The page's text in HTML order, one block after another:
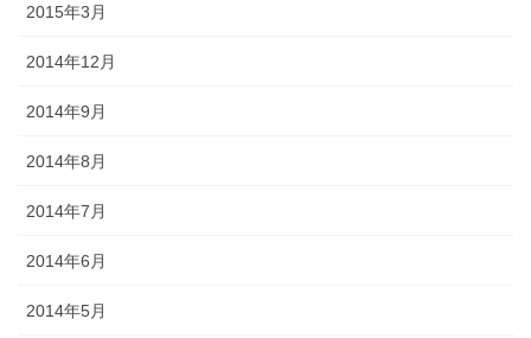
2015年3月
2014年12月
2014年9月
2014年8月
2014年7月
2014年6月
2014年5月